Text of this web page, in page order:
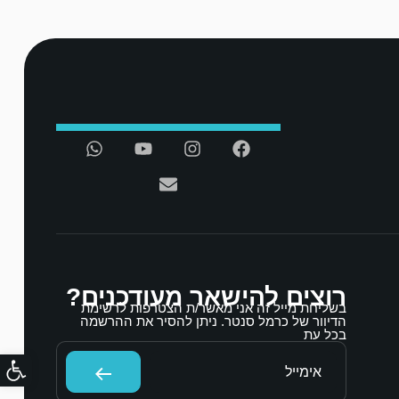
פתח
רוצים להישאר מעודכנים?
בשליחת מייל זה אני מאשר/ת הצטרפות לרשימת
הדיוור של כרמל סנטר. ניתן להסיר את ההרשמה
בכל עת